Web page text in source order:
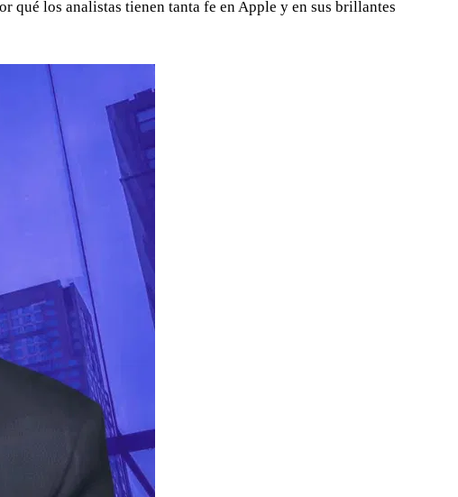
qué los analistas tienen tanta fe en Apple y en sus brillantes